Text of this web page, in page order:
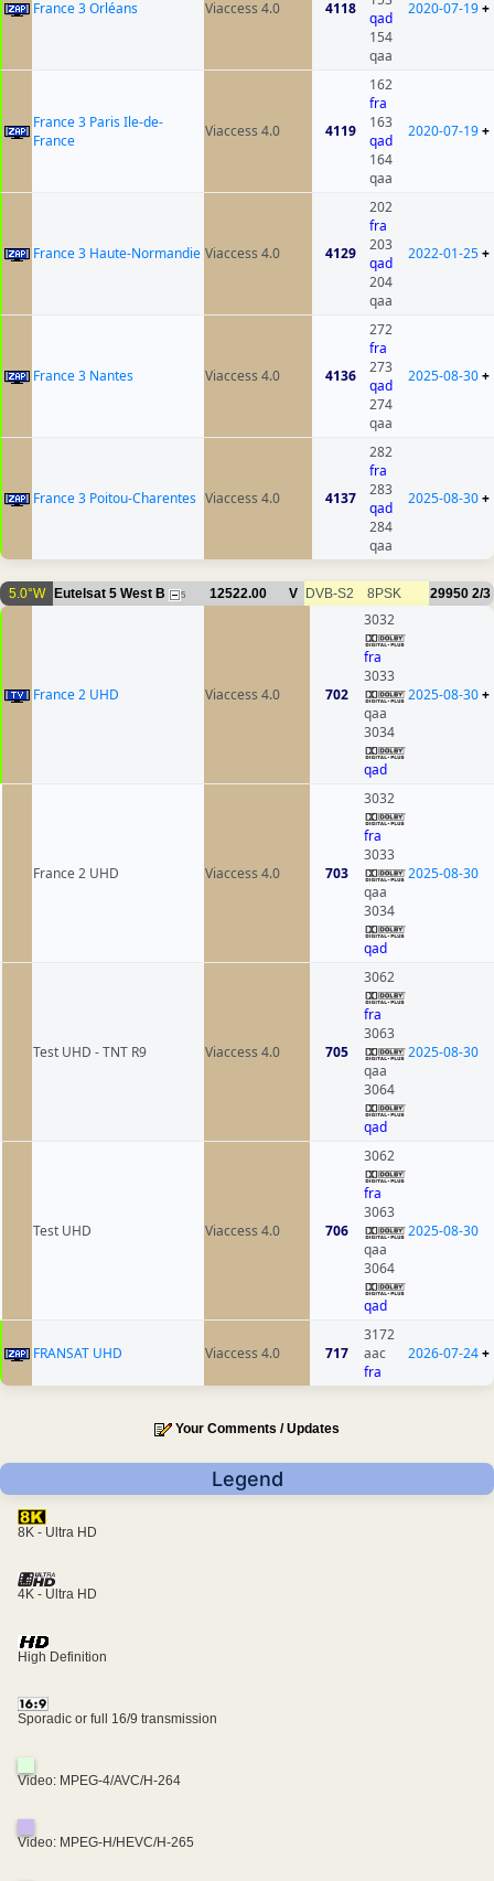
France 3 Orléans Viaccess 4.0 4118
qad
154
qaa
2020-07-19+
France 3 Paris Ile-de-
France
Viaccess 4.0 4119
162
fra
163
qad
164
qaa
2020-07-19+
France 3 Haute-Normandie Viaccess 4.0 4129
202
fra
203
qad
204
qaa
2022-01-25+
France 3 Nantes Viaccess 4.0 4136
272
fra
273
qad
274
qaa
2025-08-30+
France 3 Poitou-Charentes Viaccess 4.0 4137
282
fra
283
qad
284
qaa
2025-08-30+
5.0°W Eutelsat 5 West B 5 12522.00 V DVB-S2 8PSK 29950 2/3
France 2 UHD Viaccess 4.0 702
3032
fra
3033
qaa
3034
qad
2025-08-30+
France 2 UHD Viaccess 4.0 703
3032
fra
3033
qaa
3034
qad
2025-08-30
Test UHD - TNT R9 Viaccess 4.0 705
3062
fra
3063
qaa
3064
qad
2025-08-30
Test UHD Viaccess 4.0 706
3062
fra
3063
qaa
3064
qad
2025-08-30
FRANSAT UHD Viaccess 4.0 717
3172
aac
fra
2026-07-24+
Your Comments / Updates
Legend
8K - Ultra HD
4K - Ultra HD
High Definition
Sporadic or full 16/9 transmission
Video: MPEG-4/AVC/H-264
Video: MPEG-H/HEVC/H-265